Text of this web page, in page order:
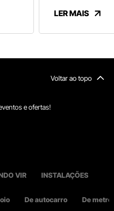
LER MAIS
Voltar ao topo
e ofertas!
VIR INSTALAÇÕES
De autocarro De metro